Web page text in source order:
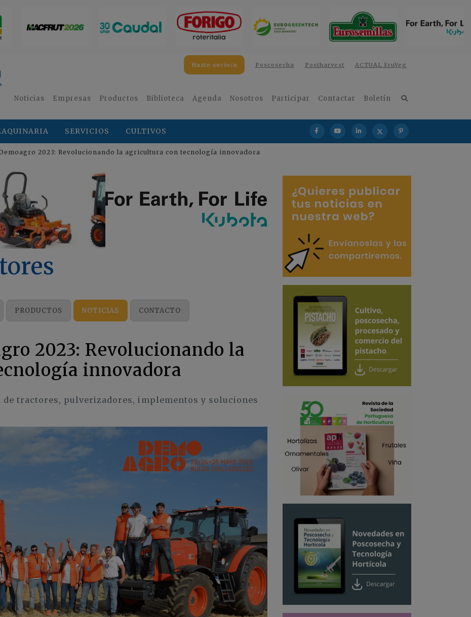
Hazte socio/a Poscosecha Postharvest ACTUAL FruVeg
Noticias Empresas Productos Biblioteca Agenda Nosotros Participar Contactar Boletín
SERVICIOS CULTIVOS
2023: Revolucionando la agricultura con tecnología innovadora
PRODUCTOS NOTICIAS CONTACTO
2023: Revolucionando la
innovadora
de tractores, pulverizadores, implementos y soluciones